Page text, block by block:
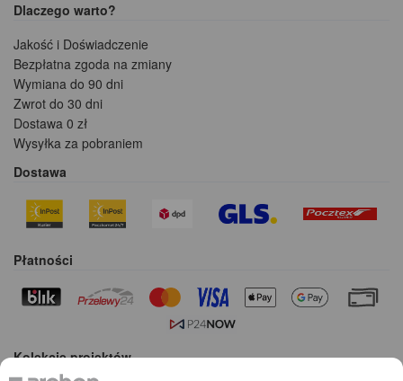
Dlaczego warto?
Jakość i Doświadczenie
Bezpłatna zgoda na zmiany
Wymiana do 90 dni
Zwrot do 30 dni
Dostawa 0 zł
Wysyłka za pobraniem
Dostawa
Płatności
Kolekcje projektów